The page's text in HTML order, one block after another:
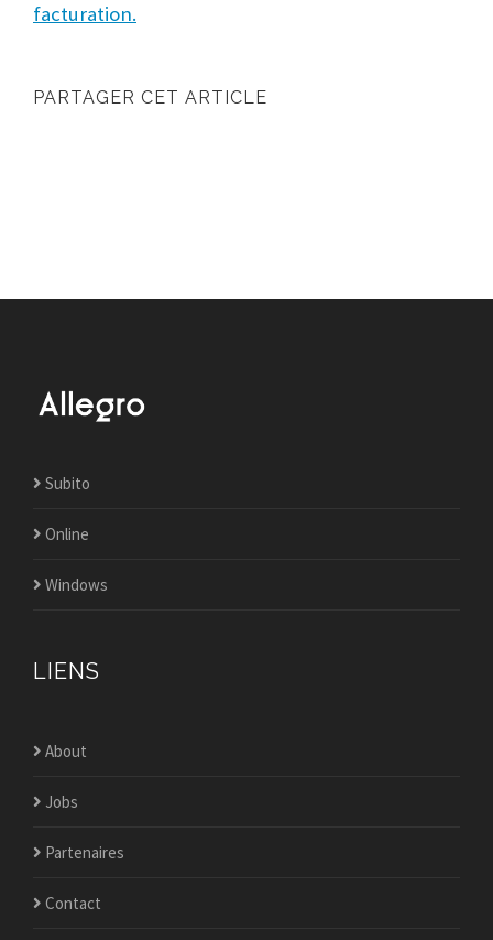
facturation.
PARTAGER CET ARTICLE
Subito
Online
Windows
LIENS
About
Jobs
Partenaires
Contact